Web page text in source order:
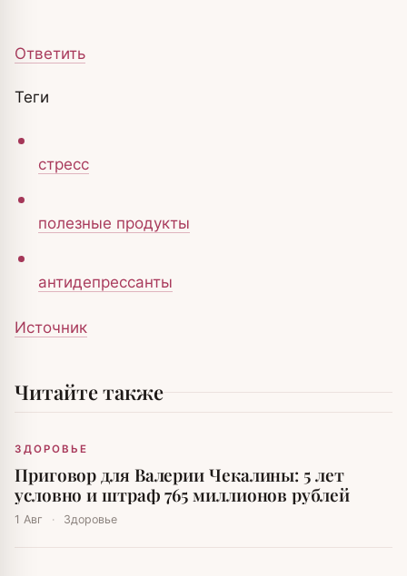
Ответить
Теги
стресс
полезные продукты
антидепрессанты
Источник
Читайте также
ЗДОРОВЬЕ
Приговор для Валерии Чекалины: 5 лет
условно и штраф 765 миллионов рублей
1 Авг · Здоровье